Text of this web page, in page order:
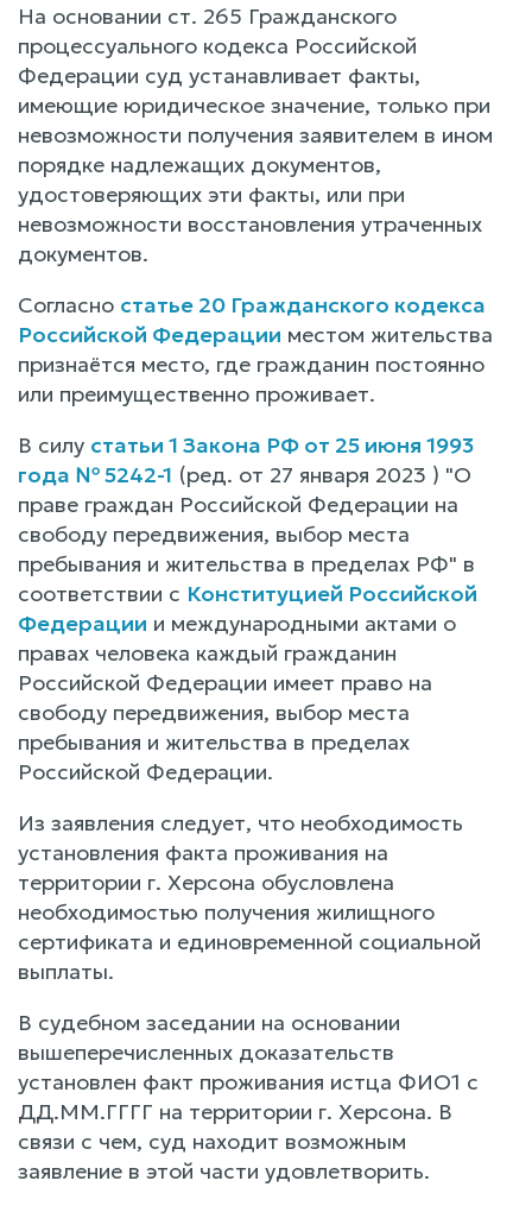
На основании ст. 265 Гражданского
процессуального кодекса Российской
Федерации суд устанавливает факты,
имеющие юридическое значение, только при
невозможности получения заявителем в ином
порядке надлежащих документов,
удостоверяющих эти факты, или при
невозможности восстановления утраченных
документов.
Согласно статье 20 Гражданского кодекса
Российской Федерации местом жительства
признаётся место, где гражданин постоянно
или преимущественно проживает.
В силу статьи 1 Закона РФ от 25 июня 1993
года № 5242-1 (ред. от 27 января 2023 ) "О
праве граждан Российской Федерации на
свободу передвижения, выбор места
пребывания и жительства в пределах РФ" в
соответствии с Конституцией Российской
Федерации и международными актами о
правах человека каждый гражданин
Российской Федерации имеет право на
свободу передвижения, выбор места
пребывания и жительства в пределах
Российской Федерации.
Из заявления следует, что необходимость
установления факта проживания на
территории г. Херсона обусловлена
необходимостью получения жилищного
сертификата и единовременной социальной
выплаты.
В судебном заседании на основании
вышеперечисленных доказательств
установлен факт проживания истца ФИО1 с
ДД.ММ.ГГГГ на территории г. Херсона. В
связи с чем, суд находит возможным
заявление в этой части удовлетворить.